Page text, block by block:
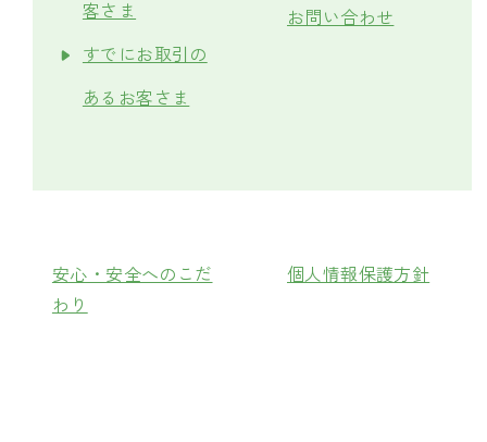
客さま
すでにお取引の
あるお客さま
お問い合わせ
安心・安全へのこだ
わり
個人情報保護方針